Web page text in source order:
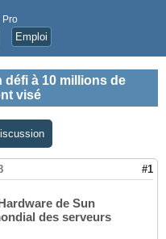
Pro
Emploi
défi à 10 millions de
visé
#1
de Sun
des serveurs